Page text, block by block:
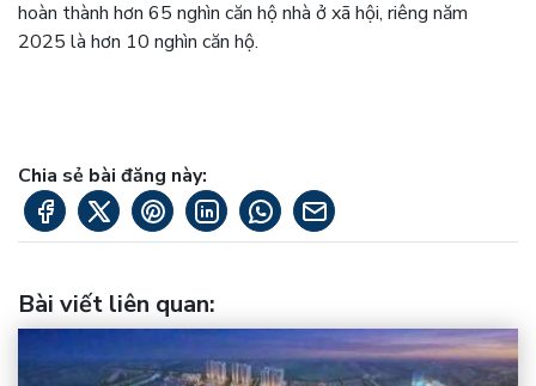
hoàn thành hơn 65 nghìn căn hộ nhà ở xã hội, riêng năm
2025 là hơn 10 nghìn căn hộ.
Chia sẻ bài đăng này:
Bài viết liên quan: